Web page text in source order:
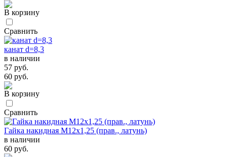
В корзину
Сравнить
канат d=8,3
в наличии
57 руб.
60 руб.
В корзину
Сравнить
Гайка накидная М12х1,25 (прав., латунь)
в наличии
60 руб.